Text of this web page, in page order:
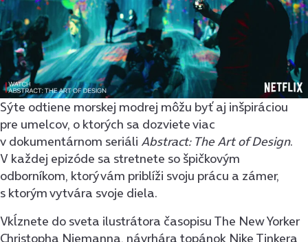
Sýte odtiene morskej modrej môžu byť aj inšpiráciou
pre umelcov, o ktorých sa dozviete viac
v dokumentárnom seriáli Abstract: The Art of Design.
V každej epizóde sa stretnete so špičkovým
odborníkom, ktorý vám priblíži svoju prácu a zámer,
s ktorým vytvára svoje diela.
Vkĺznete do sveta ilustrátora časopisu The New Yorker
Christopha Niemanna, návrhára topánok Nike Tinkera